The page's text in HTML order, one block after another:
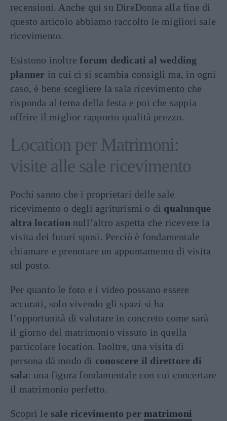
recensioni. Anche qui su DireDonna alla fine di
questo articolo abbiamo raccolto le migliori sale
ricevimento.
Esistono inoltreforum dedicati al wedding
planner in cui ci si scambia consigli ma, in ogni
caso, è bene scegliere la sala ricevimento che
risponda al tema della festa e poi che sappia
offrire il miglior rapporto qualità prezzo.
Location per Matrimoni:
visite alle sale ricevimento
Pochi sanno che i proprietari delle sale
ricevimento o degli agriturismi o di qualunque
altra location null’altro aspetta che ricevere la
visita dei futuri sposi. Perciò è fondamentale
chiamare e prenotare un appuntamento di visita
sul posto.
Per quanto le foto e i video possano essere
accurati, solo vivendo gli spazi si ha
l’opportunità di valutare in concreto come sarà
il giorno del matrimonio vissuto in quella
particolare location. Inoltre, una visita di
persona dà modo di conoscere il direttore di
sala: una figura fondamentale con cui concertare
il matrimonio perfetto.
Scopri le sale ricevimento per matrimoni